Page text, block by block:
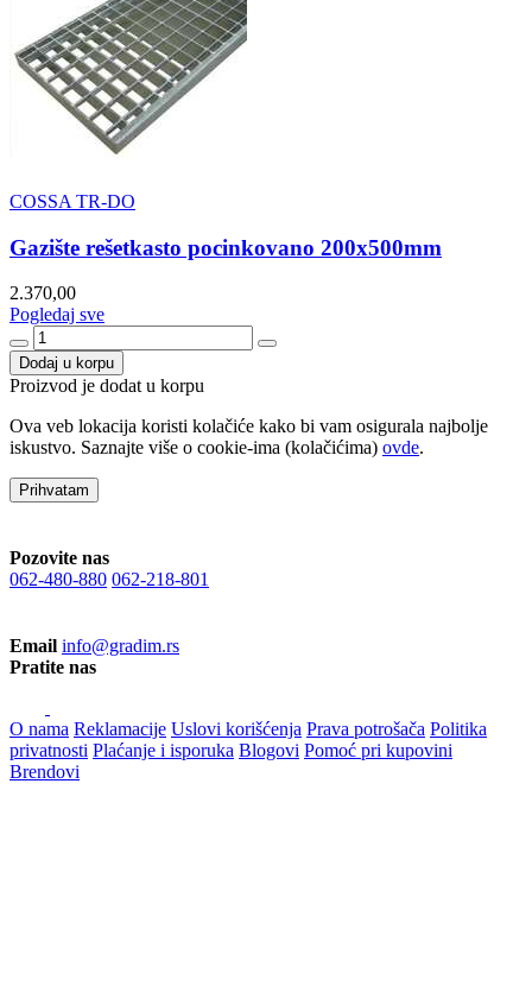
COSSA TR-DO
Gazište rešetkasto pocinkovano 200x500mm
2.370,00
Pogledaj sve
Dodaj u korpu
Proizvod je dodat u korpu
Ova veb lokacija koristi kolačiće kako bi vam osigurala najbolje
iskustvo. Saznajte više o cookie-ima (kolačićima) ovde.
Prihvatam
Pozovite nas
062-480-880 062-218-801
Email info@gradim.rs
Pratite nas
O nama Reklamacije Uslovi korišćenja Prava potrošača Politika
privatnosti Plaćanje i isporuka Blogovi Pomoć pri kupovini
Brendovi